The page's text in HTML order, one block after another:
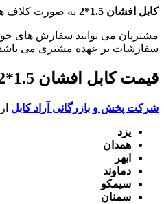
کابل افشان 1.5*2 به صورت کلاف های 100 متری و قرقره های 1000 متری به مشتریان عرضه می گردد و شرکت بازرگانی آراد کابل از نظر متراژ هیچ
مشتریان می توانند سفارش های
سفارشات بر عهده مشتری می
قیمت کابل افشان 1.5*2بهترین برند
شرکت پخش و بازرگانی آراد کابل
یزد
همدان
ابهر
دماوند
سیمکو
سمنان